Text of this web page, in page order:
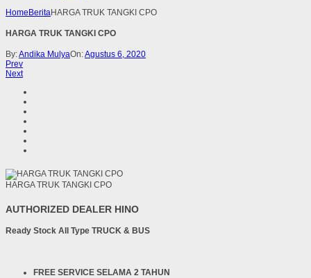
Home BeritaHARGA TRUK TANGKI CPO
HARGA TRUK TANGKI CPO
By:Andika MulyaOn:Agustus 6, 2020
Prev
Next
HARGA TRUK TANGKI CPO
AUTHORIZED DEALER HINO
Ready Stock All Type TRUCK & BUS
FREE SERVICE SELAMA 2 TAHUN